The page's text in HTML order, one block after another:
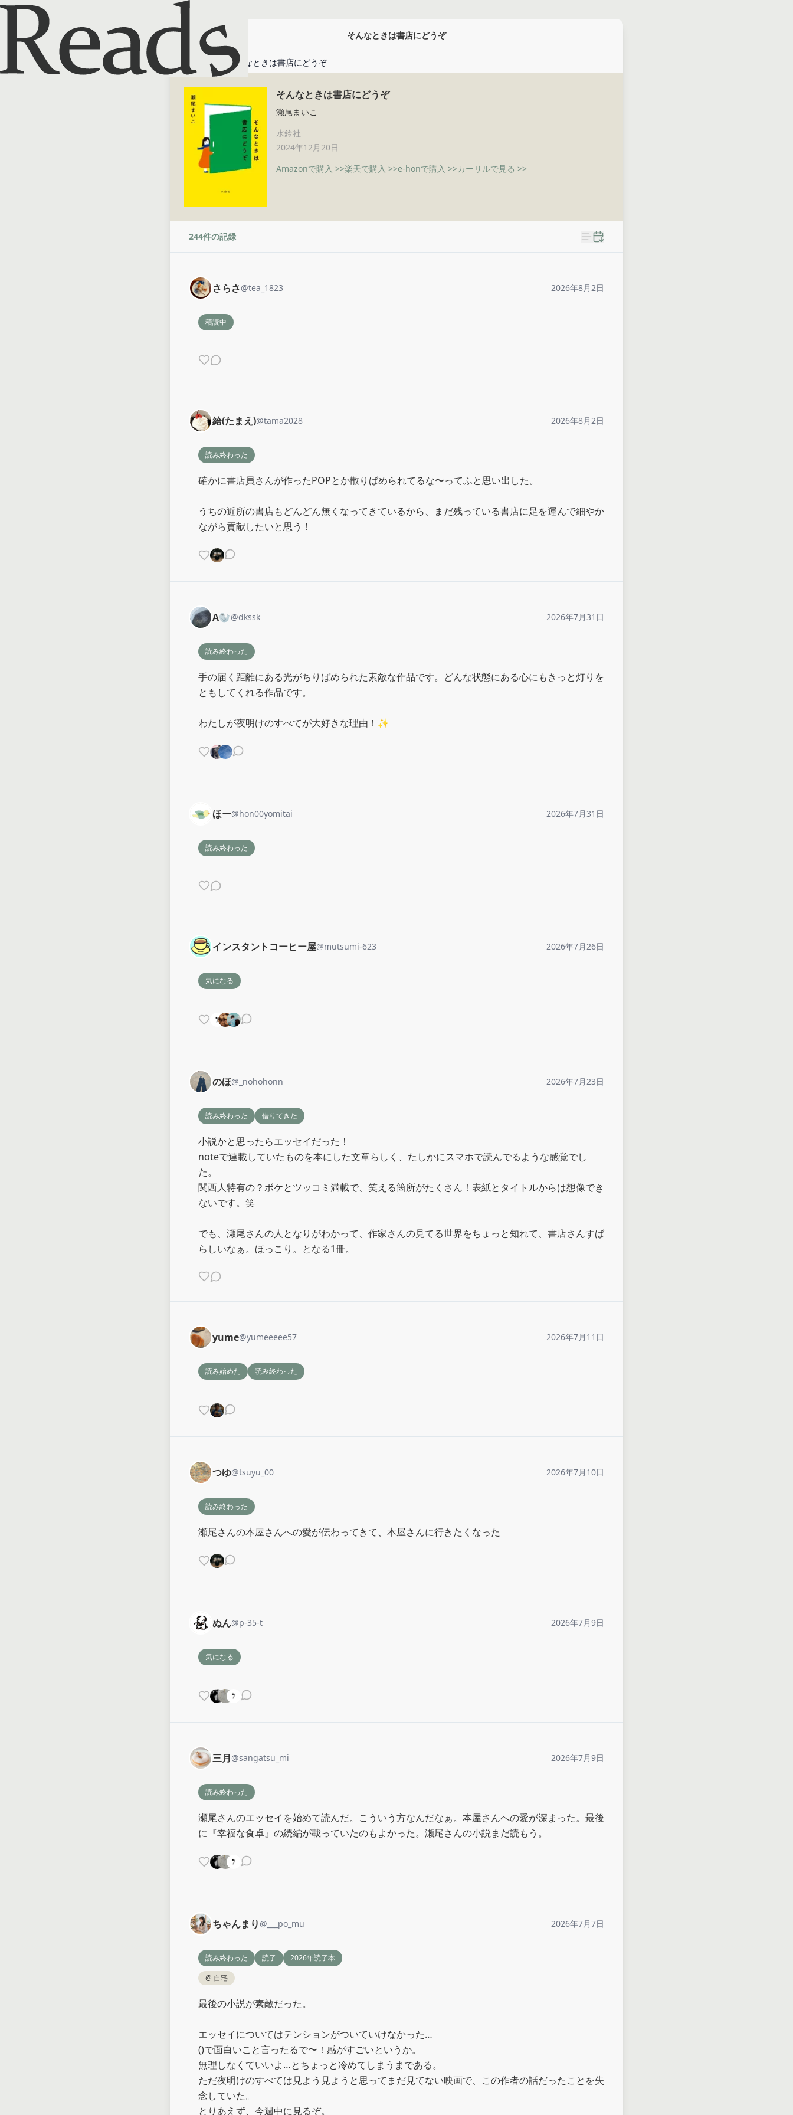
そんなときは書店にどうぞ
そんなときは書店にどうぞ
そんなときは書店にどうぞ
瀬尾まいこ
水鈴社
2024年12月20日
Amazonで購入 >>楽天で購入 >>e-honで購入 >>カーリルで見る >>
244件の記録
さらさ@tea_1823 2026年8月2日
積読中
給(たまえ)@tama2028 2026年8月2日
読み終わった
確かに書店員さんが作ったPOPとか散りばめられてるな〜ってふと思い出した。
うちの近所の書店もどんどん無くなってきているから、まだ残っている書店に足を運んで細やか
ながら貢献したいと思う！
A🦭@dkssk 2026年7月31日
読み終わった
手の届く距離にある光がちりばめられた素敵な作品です。どんな状態にある心にもきっと灯りを
ともしてくれる作品です。
わたしが夜明けのすべてが大好きな理由！✨
ほー@hon00yomitai 2026年7月31日
読み終わった
インスタントコーヒー屋@mutsumi-623 2026年7月26日
気になる
のほ@ _nohohonn 2026年7月23日
読み終わった 借りてきた
小説かと思ったらエッセイだった！
noteで連載していたものを本にした文章らしく、たしかにスマホで読んでるような感覚でし
た。
関西人特有の？ボケとツッコミ満載で、笑える箇所がたくさん！表紙とタイトルからは想像でき
ないです。笑
でも、瀬尾さんの人となりがわかって、作家さんの見てる世界をちょっと知れて、書店さんすば
らしいなぁ。ほっこり。となる1冊。
yume@yumeeeee57 2026年7月11日
読み始めた 読み終わった
つゆ@tsuyu_00 2026年7月10日
読み終わった
瀬尾さんの本屋さんへの愛が伝わってきて、本屋さんに行きたくなった
ぬん@p-35-t 2026年7月9日
気になる
三月 @sangatsu_mi 2026年7月9日
読み終わった
瀬尾さんのエッセイを始めて読んだ。こういう方なんだなぁ。本屋さんへの愛が深まった。最後
に『幸福な食卓』の続編が載っていたのもよかった。瀬尾さんの小説まだ読もう。
ちゃんまり @ ___po_mu 2026年7月7日
読み終わった 読了
2026年読了本
@ 自宅
最後の小説が素敵だった。
エッセイについてはテンションがついていけなかった…
()で面白いこと言ったるで〜！感がすごいというか。
無理しなくていいよ…とちょっと冷めてしまうまである。
ただ夜明けのすべては見よう見ようと思ってまだ見てない映画で、この作者の話だったことを失
念していた。
とりあえず、今週中に見るぞ。